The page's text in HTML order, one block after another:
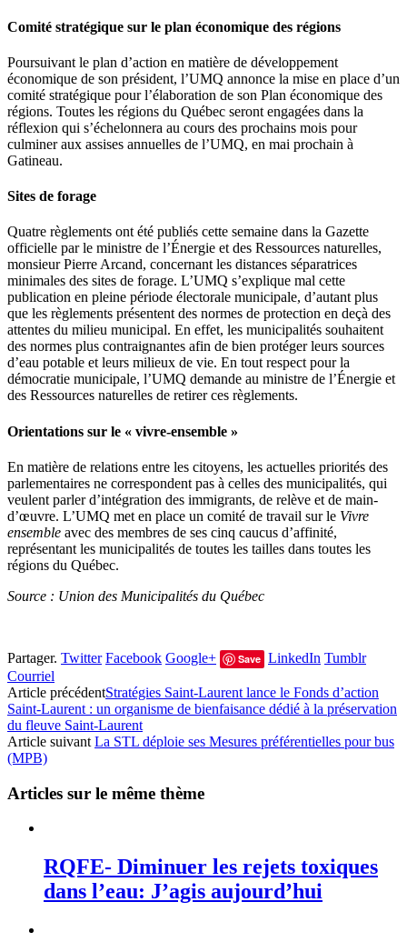
Comité stratégique sur le plan économique des régions
Poursuivant le plan d’action en matière de développement
économique de son président, l’UMQ annonce la mise en place d’un
comité stratégique pour l’élaboration de son Plan économique des
régions. Toutes les régions du Québec seront engagées dans la
réflexion qui s’échelonnera au cours des prochains mois pour
culminer aux assises annuelles de l’UMQ, en mai prochain à
Gatineau.
Sites de forage
Quatre règlements ont été publiés cette semaine dans la Gazette
officielle par le ministre de l’Énergie et des Ressources naturelles,
monsieur Pierre Arcand, concernant les distances séparatrices
minimales des sites de forage. L’UMQ s’explique mal cette
publication en pleine période électorale municipale, d’autant plus
que les règlements présentent des normes de protection en deçà des
attentes du milieu municipal. En effet, les municipalités souhaitent
des normes plus contraignantes afin de bien protéger leurs sources
d’eau potable et leurs milieux de vie. En tout respect pour la
démocratie municipale, l’UMQ demande au ministre de l’Énergie et
des Ressources naturelles de retirer ces règlements.
Orientations sur le « vivre-ensemble »
En matière de relations entre les citoyens, les actuelles priorités des
parlementaires ne correspondent pas à celles des municipalités, qui
veulent parler d’intégration des immigrants, de relève et de main-
d’œuvre. L’UMQ met en place un comité de travail sur le Vivre
ensemble avec des membres de ses cinq caucus d’affinité,
représentant les municipalités de toutes les tailles dans toutes les
régions du Québec.
Source : Union des Municipalités du Québec
Partager. Twitter Facebook Google+ Save LinkedIn Tumblr
Courriel
Article précédentStratégies Saint-Laurent lance le Fonds d’action
Saint-Laurent : un organisme de bienfaisance dédié à la préservation
du fleuve Saint-Laurent
Article suivant La STL déploie ses Mesures préférentielles pour bus
(MPB)
Articles sur le même thème
RQFE- Diminuer les rejets toxiques
dans l’eau: J’agis aujourd’hui